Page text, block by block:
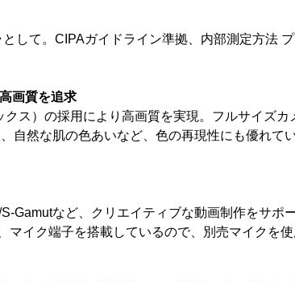
して。CIPAガイドライン準拠、内部測定方法
画質を追求
ス）の採用により高画質を実現。フルサイズ
然な肌の色あいなど、色の再現性にも優れてい
など、クリエイティブな動画制作をサポ
イク端子を搭載しているので、別売マイクを使